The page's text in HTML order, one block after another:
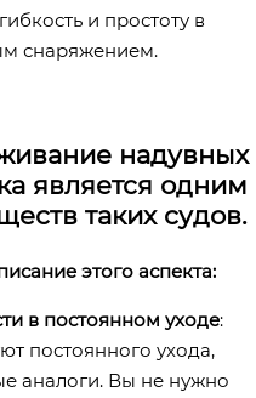
и простоту в
снаряжением.
надувных
является одним
таких судов.
этого аспекта:
в постоянном уходе:
постоянного ухода,
аналоги. Вы не нужно